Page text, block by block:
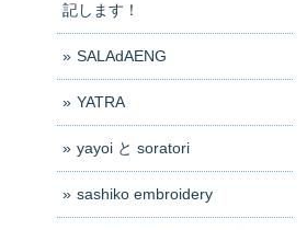
記します！
SALAdAENG
YATRA
yayoi と soratori
sashiko embroidery